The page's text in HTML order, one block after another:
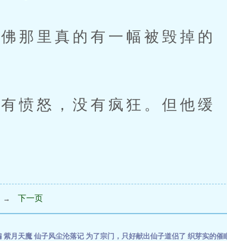
里真的有一幅被毁掉的
怒，没有疯狂。但他缓
→ 下一页
紫月天魔 仙子风尘沦落记 为了宗门，只好献出仙子道侣了 织芽实的催